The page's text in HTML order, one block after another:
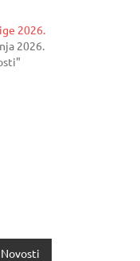
2026.
2026.
Novosti